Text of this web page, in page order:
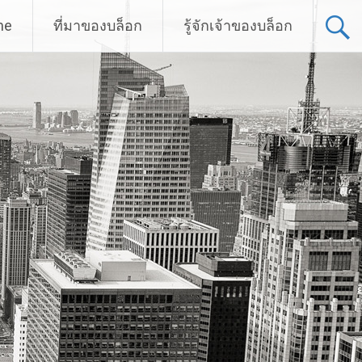
ที่มาของบล็อก รู้จักเจ้าของบล็อก